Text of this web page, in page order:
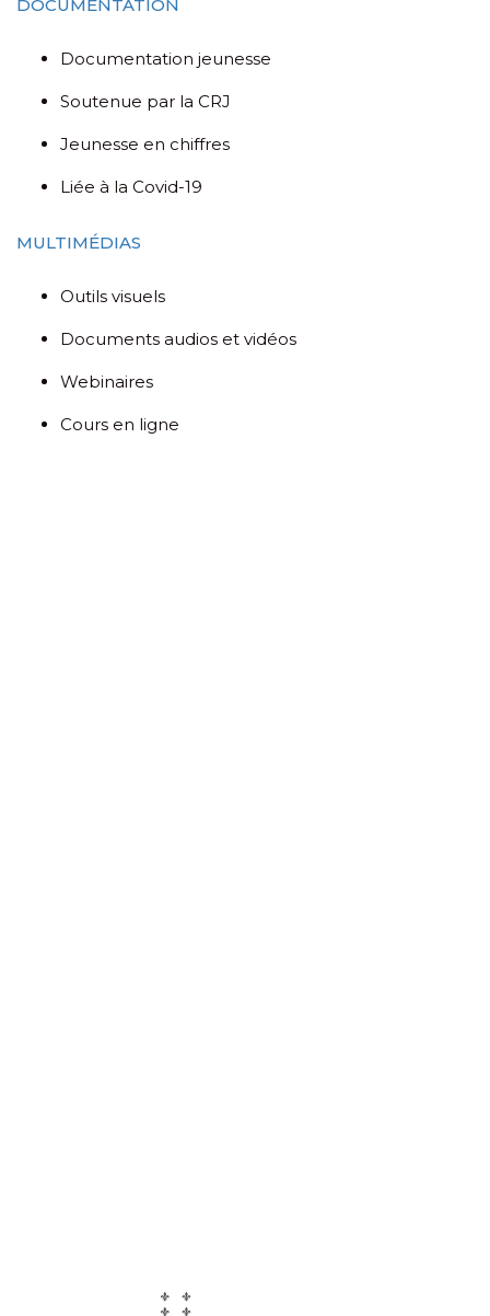
DOCUMENTATION
Documentation jeunesse
Soutenue par la CRJ
Jeunesse en chiffres
Liée à la Covid-19
MULTIMÉDIAS
Outils visuels
Documents audios et vidéos
Webinaires
Cours en ligne